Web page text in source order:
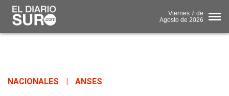
Viernes 7 de
Agosto de 2026
NACIONALES ANSES